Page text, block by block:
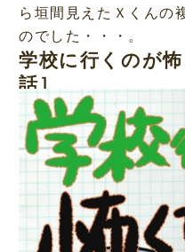
ら垣間見えたＸくんの
のでした・・・。
学校に行くのが
話］